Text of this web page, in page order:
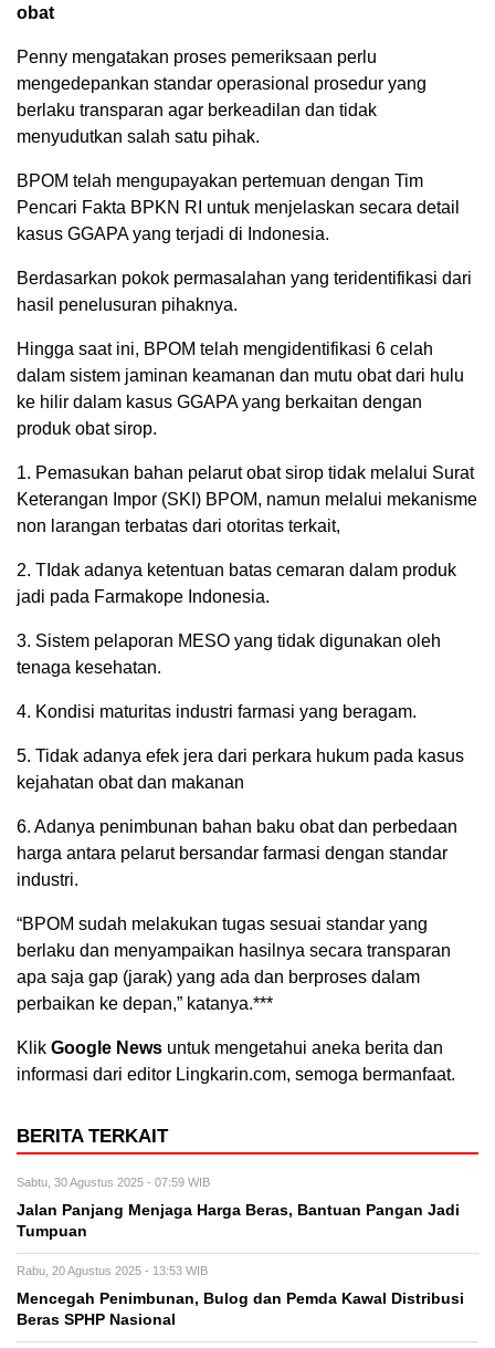
obat
Penny mengatakan proses pemeriksaan perlu
mengedepankan standar operasional prosedur yang
berlaku transparan agar berkeadilan dan tidak
menyudutkan salah satu pihak.
BPOM telah mengupayakan pertemuan dengan Tim
Pencari Fakta BPKN RI untuk menjelaskan secara detail
kasus GGAPA yang terjadi di Indonesia.
Berdasarkan pokok permasalahan yang teridentifikasi dari
hasil penelusuran pihaknya.
Hingga saat ini, BPOM telah mengidentifikasi 6 celah
dalam sistem jaminan keamanan dan mutu obat dari hulu
ke hilir dalam kasus GGAPA yang berkaitan dengan
produk obat sirop.
1. Pemasukan bahan pelarut obat sirop tidak melalui Surat
Keterangan Impor (SKI) BPOM, namun melalui mekanisme
non larangan terbatas dari otoritas terkait,
2. TIdak adanya ketentuan batas cemaran dalam produk
jadi pada Farmakope Indonesia.
3. Sistem pelaporan MESO yang tidak digunakan oleh
tenaga kesehatan.
4. Kondisi maturitas industri farmasi yang beragam.
5. Tidak adanya efek jera dari perkara hukum pada kasus
kejahatan obat dan makanan
6. Adanya penimbunan bahan baku obat dan perbedaan
harga antara pelarut bersandar farmasi dengan standar
industri.
“BPOM sudah melakukan tugas sesuai standar yang
berlaku dan menyampaikan hasilnya secara transparan
apa saja gap (jarak) yang ada dan berproses dalam
perbaikan ke depan,” katanya.***
Klik Google News untuk mengetahui aneka berita dan
informasi dari editor Lingkarin.com, semoga bermanfaat.
BERITA TERKAIT
Sabtu, 30 Agustus 2025 - 07:59 WIB
Jalan Panjang Menjaga Harga Beras, Bantuan Pangan Jadi
Tumpuan
Rabu, 20 Agustus 2025 - 13:53 WIB
Mencegah Penimbunan, Bulog dan Pemda Kawal Distribusi
Beras SPHP Nasional